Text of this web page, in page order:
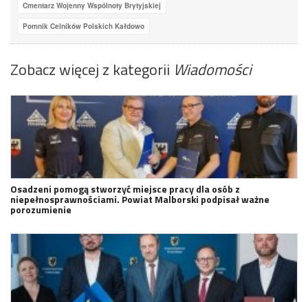
Cmentarz Wojenny Wspólnoty Brytyjskiej
Pomnik Celników Polskich Kałdowo
Zobacz więcej z kategorii Wiadomości
Osadzeni pomogą stworzyć miejsce pracy dla osób z
niepełnosprawnościami. Powiat Malborski podpisał ważne
porozumienie